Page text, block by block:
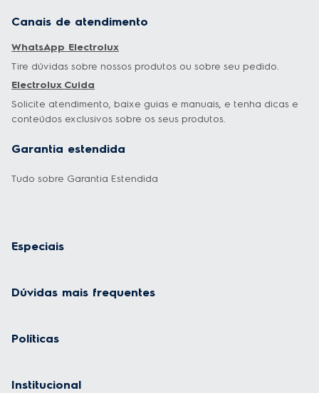
Canais de atendimento
WhatsApp Electrolux
Tire dúvidas sobre nossos produtos ou sobre seu pedido.
Electrolux Cuida
Solicite atendimento, baixe guias e manuais, e tenha dicas e
conteúdos exclusivos sobre os seus produtos.
Garantia estendida
Tudo sobre Garantia Estendida
Especiais
Dúvidas mais frequentes
Políticas
Institucional